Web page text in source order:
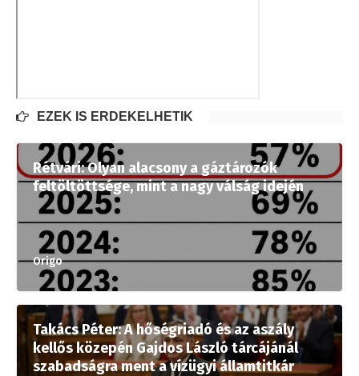
EZEK IS ÉRDEKELHETIK
Rétvári: Olyan alacsony a gáztározók
feltöltöttsége, mint a nagy válság idején
Origo
Takács Péter: A hőségriadó és az aszály
kellős közepén Gajdos László tárcájánál
szabadságra ment a vízügyi államtitkár